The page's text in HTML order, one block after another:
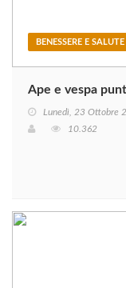
BENESSERE E SALUTE
Ape e vespa
Lunedì, 23 Ottobre
10.362